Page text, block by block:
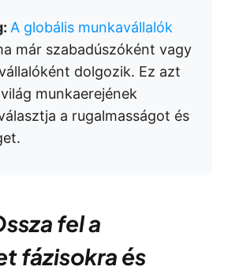
A globális munkavállalók
már szabadúszóként vagy
dolgozik. Ez azt
munkaerejének
a rugalmasságot és
fel a
fázisokra és